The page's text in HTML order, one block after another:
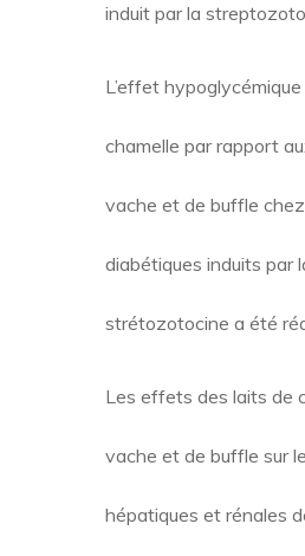
induit par la
L’effet
chamelle par rapport
vache et de buffle
diabétiques induits par
strétozotocine a été
Les effets des laits de
vache et de buffle sur
hépatiques et rénales